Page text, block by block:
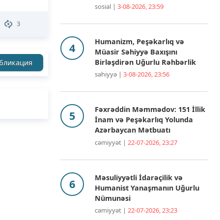
3
sosial | 3-08-2026, 23:59
Humanizm, Peşəkarlıq və
Müasir Səhiyyə Baxışını
Birləşdirən Uğurlu Rəhbərlik
səhiyyə | 3-08-2026, 23:56
Fəxrəddin Məmmədov: 151 İllik
İnam və Peşəkarlıq Yolunda
Azərbaycan Mətbuatı
cəmiyyət | 22-07-2026, 23:27
Məsuliyyətli İdarəçilik və
Humanist Yanaşmanın Uğurlu
Nümunəsi
cəmiyyət | 22-07-2026, 23:23